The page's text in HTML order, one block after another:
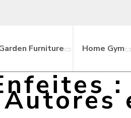
Furniture Home Gym